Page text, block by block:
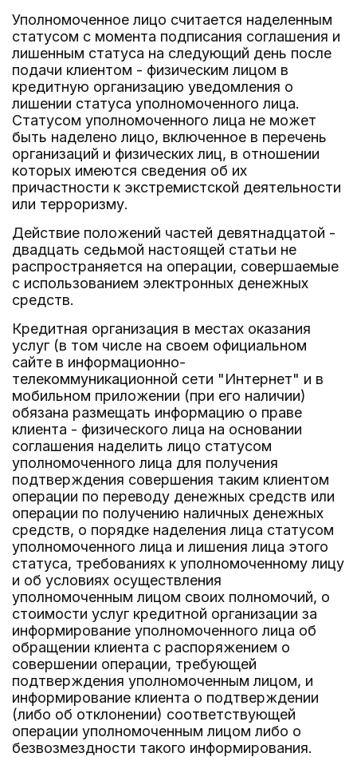
Уполномоченное лицо считается наделенным
статусом с момента подписания соглашения и
лишенным статуса на следующий день после
подачи клиентом - физическим лицом в
кредитную организацию уведомления о
лишении статуса уполномоченного лица.
Статусом уполномоченного лица не может
быть наделено лицо, включенное в перечень
организаций и физических лиц, в отношении
которых имеются сведения об их
причастности к экстремистской деятельности
или терроризму.
Действие положений частей девятнадцатой -
двадцать седьмой настоящей статьи не
распространяется на операции, совершаемые
с использованием электронных денежных
средств.
Кредитная организация в местах оказания
услуг (в том числе на своем официальном
сайте в информационно-
телекоммуникационной сети "Интернет" и в
мобильном приложении (при его наличии)
обязана размещать информацию о праве
клиента - физического лица на основании
соглашения наделить лицо статусом
уполномоченного лица для получения
подтверждения совершения таким клиентом
операции по переводу денежных средств или
операции по получению наличных денежных
средств, о порядке наделения лица статусом
уполномоченного лица и лишения лица этого
статуса, требованиях к уполномоченному лицу
и об условиях осуществления
уполномоченным лицом своих полномочий, о
стоимости услуг кредитной организации за
информирование уполномоченного лица об
обращении клиента с распоряжением о
совершении операции, требующей
подтверждения уполномоченным лицом, и
информирование клиента о подтверждении
(либо об отклонении) соответствующей
операции уполномоченным лицом либо о
безвозмездности такого информирования.